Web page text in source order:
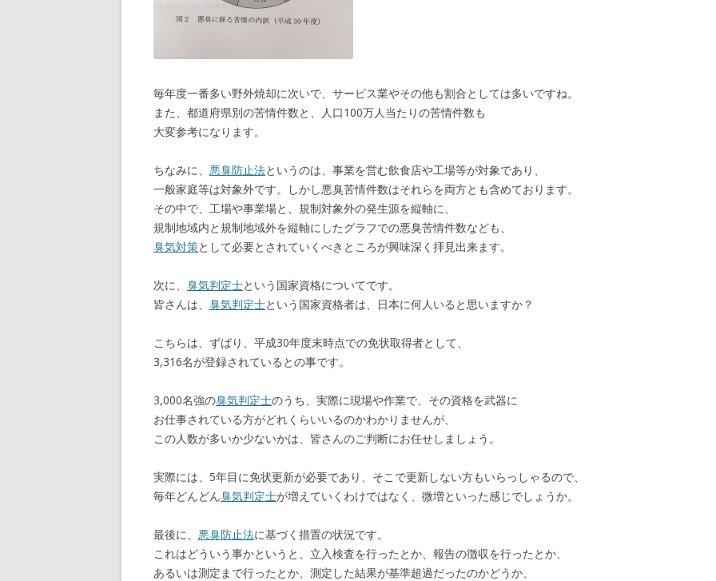
毎年度一番多い野外焼却に次いで、サービス業やその他も割合としては多いですね。
また、都道府県別の苦情件数と、人口100万人当たりの苦情件数も
大変参考になります。
ちなみに、 悪臭防止法というのは、事業を営む飲食店や工場等が対象であり、
一般家庭等は対象外です。しかし悪臭苦情件数はそれらを両方とも含めております。
その中で、工場や事業場と、規制対象外の発生源を縦軸に、
規制地域内と規制地域外を縦軸にしたグラフでの悪臭苦情件数なども、
臭気対策として必要とされていくべきところが興味深く拝見出来ます。
次に、 臭気判定士という国家資格についてです。
皆さんは、 臭気判定士という国家資格者は、日本に何人いると思いますか？
こちらは、ずばり、平成30年度末時点での免状取得者として、
3,316名が登録されているとの事です。
3,000名強の臭気判定士のうち、実際に現場や作業で、その資格を武器に
お仕事されている方がどれくらいいるのかわかりませんが、
この人数が多いか少ないかは、皆さんのご判断にお任せしましょう。
実際には、5年目に免状更新が必要であり、そこで更新しない方もいらっしゃるので、
毎年どんどん臭気判定士が増えていくわけではなく、微増といった感じでしょうか。
最後に、 悪臭防止法に基づく措置の状況です。
これはどういう事かというと、立入検査を行ったとか、報告の徴収を行ったとか、
あるいは測定まで行ったとか、測定した結果が基準超過だったのかどうか、